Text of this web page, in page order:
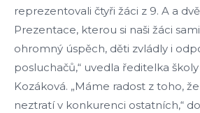
reprezentovali čtyři žáci z 9. A a
Prezentace, kterou si naši žáci
ohromný úspěch, děti zvládly i
posluchačů,“ uvedla ředitelka
Kozáková. „Máme radost z toho,
neztratí v konkurenci ostatních,“